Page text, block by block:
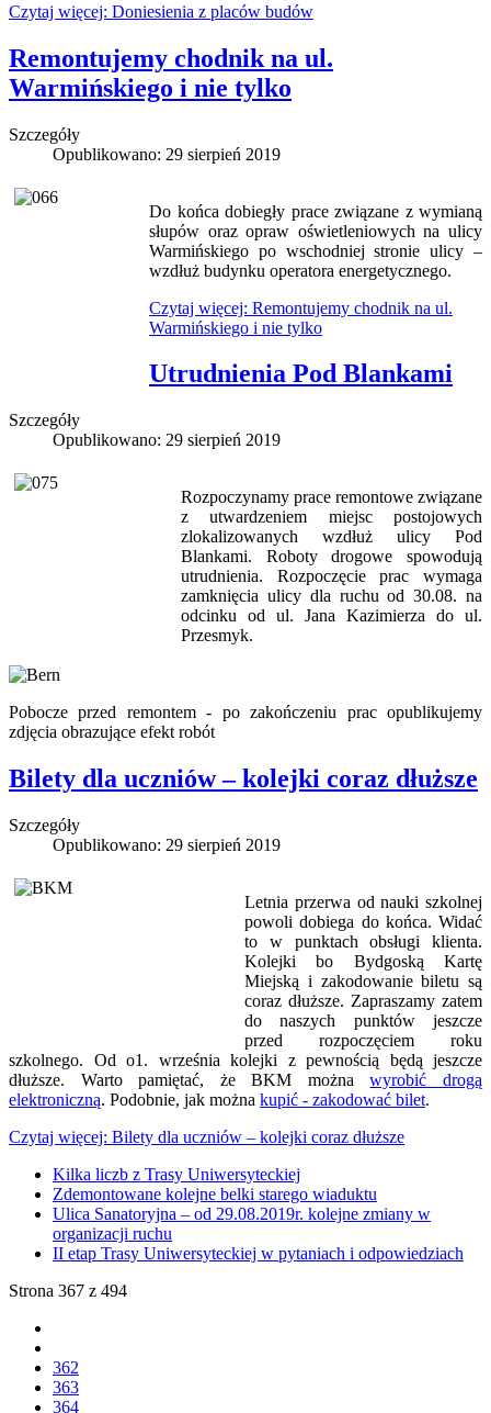
Czytaj więcej: Doniesienia z placów budów
Remontujemy chodnik na ul.
Warmińskiego i nie tylko
Szczegóły
Opublikowano: 29 sierpień 2019
Do końca dobiegły prace związane z wymianą
słupów oraz opraw oświetleniowych na ulicy
Warmińskiego po wschodniej stronie ulicy –
wzdłuż budynku operatora energetycznego.
Czytaj więcej: Remontujemy chodnik na ul.
Warmińskiego i nie tylko
Utrudnienia Pod Blankami
Szczegóły
Opublikowano: 29 sierpień 2019
Rozpoczynamy prace remontowe związane
z utwardzeniem miejsc postojowych
zlokalizowanych wzdłuż ulicy Pod
Blankami. Roboty drogowe spowodują
utrudnienia. Rozpoczęcie prac wymaga
zamknięcia ulicy dla ruchu od 30.08. na
odcinku od ul. Jana Kazimierza do ul.
Przesmyk.
Pobocze przed remontem - po zakończeniu prac opublikujemy
zdjęcia obrazujące efekt robót
Bilety dla uczniów – kolejki coraz dłuższe
Szczegóły
Opublikowano: 29 sierpień 2019
Letnia przerwa od nauki szkolnej
powoli dobiega do końca. Widać
to w punktach obsługi klienta.
Kolejki bo Bydgoską Kartę
Miejską i zakodowanie biletu są
coraz dłuższe. Zapraszamy zatem
do naszych punktów jeszcze
przed rozpoczęciem roku
szkolnego. Od o1. września kolejki z pewnością będą jeszcze
dłuższe. Warto pamiętać, że BKM możnawyrobić drogą
elektroniczną. Podobnie, jak można kupić - zakodować bilet.
Czytaj więcej: Bilety dla uczniów – kolejki coraz dłuższe
Kilka liczb z Trasy Uniwersyteckiej
Zdemontowane kolejne belki starego wiaduktu
Ulica Sanatoryjna – od 29.08.2019r. kolejne zmiany w
organizacji ruchu
II etap Trasy Uniwersyteckiej w pytaniach i odpowiedziach
Strona 367 z 494
362
363
364